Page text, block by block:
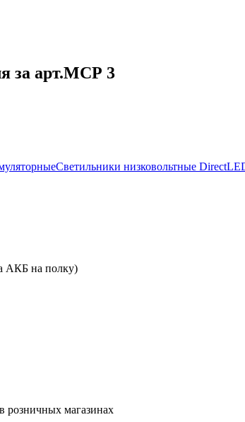
за арт.МСР 3
Светильники низковольтные
АКБ на полку)
розничных магазинах